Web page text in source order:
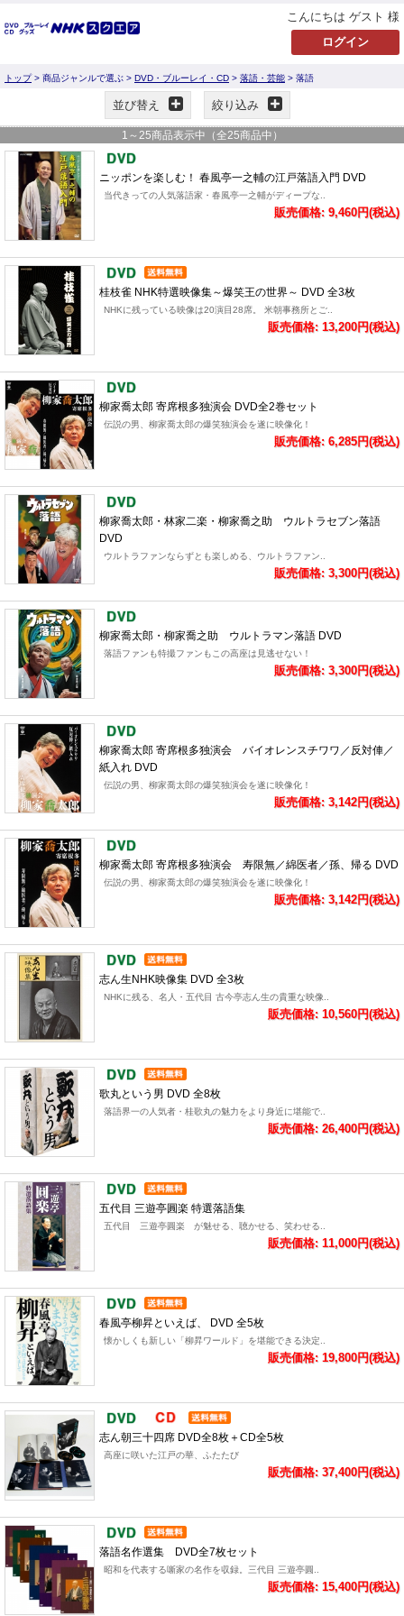
こんにちは ゲスト 様
トップ> 商品ジャンルで選ぶ > DVD・ブルーレイ・CD > 落語・芸能 > 落語
並び替え 絞り込み
1 ～ 25商品表示中（全25商品中）
ニッポンを楽しむ！ 春風亭一之輔の江戸落語入門 DVD
当代きっての人気落語家・春風亭一之輔がディープな..
販売価格: 9,460円(税込)
桂枝雀 NHK特選映像集～爆笑王の世界～ DVD 全3枚
NHKに残っている映像は20演目28席。 米朝事務所とご..
販売価格: 13,200円(税込)
柳家喬太郎 寄席根多独演会 DVD全2巻セット
伝説の男、柳家喬太郎の爆笑独演会を遂に映像化！
販売価格: 6,285円(税込)
柳家喬太郎・林家二楽・柳家喬之助 ウルトラセブン落語
DVD
ウルトラファンならずとも楽しめる、ウルトラファン..
販売価格: 3,300円(税込)
柳家喬太郎・柳家喬之助 ウルトラマン落語 DVD
落語ファンも特撮ファンもこの高座は見逃せない！
販売価格: 3,300円(税込)
柳家喬太郎 寄席根多独演会 バイオレンスチワワ／反対俥／
紙入れ DVD
伝説の男、柳家喬太郎の爆笑独演会を遂に映像化！
販売価格: 3,142円(税込)
柳家喬太郎 寄席根多独演会 寿限無／綿医者／孫、帰る DVD
伝説の男、柳家喬太郎の爆笑独演会を遂に映像化！
販売価格: 3,142円(税込)
志ん生NHK映像集 DVD 全3枚
NHKに残る、名人・五代目 古今亭志ん生の貴重な映像..
販売価格: 10,560円(税込)
歌丸という男 DVD 全8枚
落語界一の人気者・桂歌丸の魅力をより身近に堪能で..
販売価格: 26,400円(税込)
五代目 三遊亭圓楽 特選落語集
五代目 三遊亭圓楽 が魅せる、聴かせる、笑わせる..
販売価格: 11,000円(税込)
春風亭柳昇といえば、 DVD 全5枚
懐かしくも新しい「柳昇ワールド」を堪能できる決定..
販売価格: 19,800円(税込)
志ん朝三十四席 DVD全8枚＋CD全5枚
高座に咲いた江戸の華、ふたたび
販売価格: 37,400円(税込)
落語名作選集 DVD全7枚セット
昭和を代表する噺家の名作を収録。三代目 三遊亭圓..
販売価格: 15,400円(税込)